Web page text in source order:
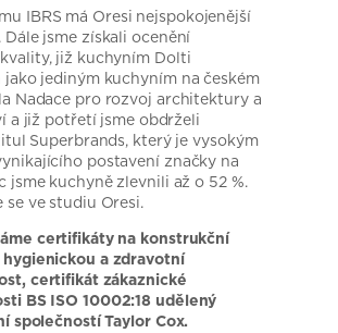
IBRS má Oresi nejspokojenější
Dále jsme získali ocenění
již kuchyním Dolti
jediným kuchyním na českém
Nadace pro rozvoj architektury a
a již potřetí jsme obdrželi
Superbrands, který je vysokým
postavení značky na
jsme kuchyně zlevnili až o 52 %.
ve studiu Oresi.
certifikáty na konstrukční
a zdravotní
certifikát zákaznické
BS ISO 10002:18 udělený
společností Taylor Cox.